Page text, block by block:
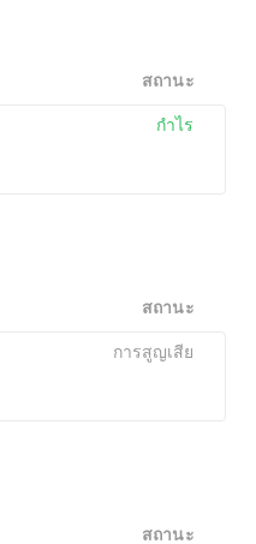
สถานะ
กำไร
สถานะ
การสูญเสีย
สถานะ